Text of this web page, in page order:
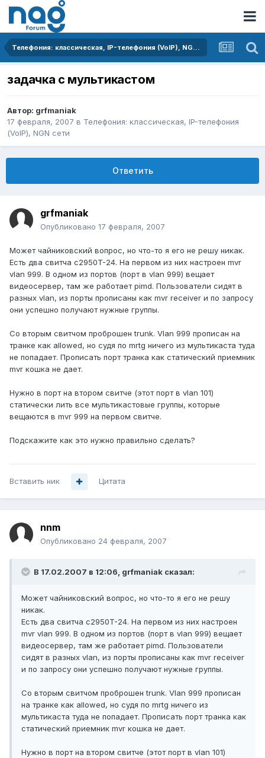
Телефония: классическая, IP-телефония (VoIP), NGN сети
задачка с мультикастом
Автор: grfmaniak
17 февраля, 2007 в Телефония: классическая, IP-телефония
(VoIP), NGN сети
Ответить
grfmaniak
Опубликовано 17 февраля, 2007
Может чайниковский вопрос, но что-то я его не решу никак.
Есть два свитча c2950T-24. На первом из них настроен mvr
vlan 999. В одном из портов (порт в vlan 999) вещает
видеосервер, там же работает pimd. Пользователи сидят в
разных vlan, из порты прописаны как mvr receiver и по запросу
они успешно получают нужные группы.
Со вторым свитчом проброшен trunk. Vlan 999 прописан на
транке как allowed, но судя по mrtg ничего из мультикаста туда
не попадает. Прописать порт транка как статический приемник
mvr кошка не дает.
Нужно в порт на втором свитче (этот порт в vlan 101)
статически лить все мультикастовые группы, которые
вещаются в mvr 999 на первом свитче.
Подскажите как это нужно правильно сделать?
Вставить ник Цитата
nnm
Опубликовано 24 февраля, 2007
В 17.02.2007 в 12:06, grfmaniak сказал:
Может чайниковский вопрос, но что-то я его не решу
никак.
Есть два свитча c2950T-24. На первом из них настроен
mvr vlan 999. В одном из портов (порт в vlan 999) вещает
видеосервер, там же работает pimd. Пользователи
сидят в разных vlan, из порты прописаны как mvr receiver
и по запросу они успешно получают нужные группы.
Со вторым свитчом проброшен trunk. Vlan 999 прописан
на транке как allowed, но судя по mrtg ничего из
мультикаста туда не попадает. Прописать порт транка как
статический приемник mvr кошка не дает.
Нужно в порт на втором свитче (этот порт в vlan 101)